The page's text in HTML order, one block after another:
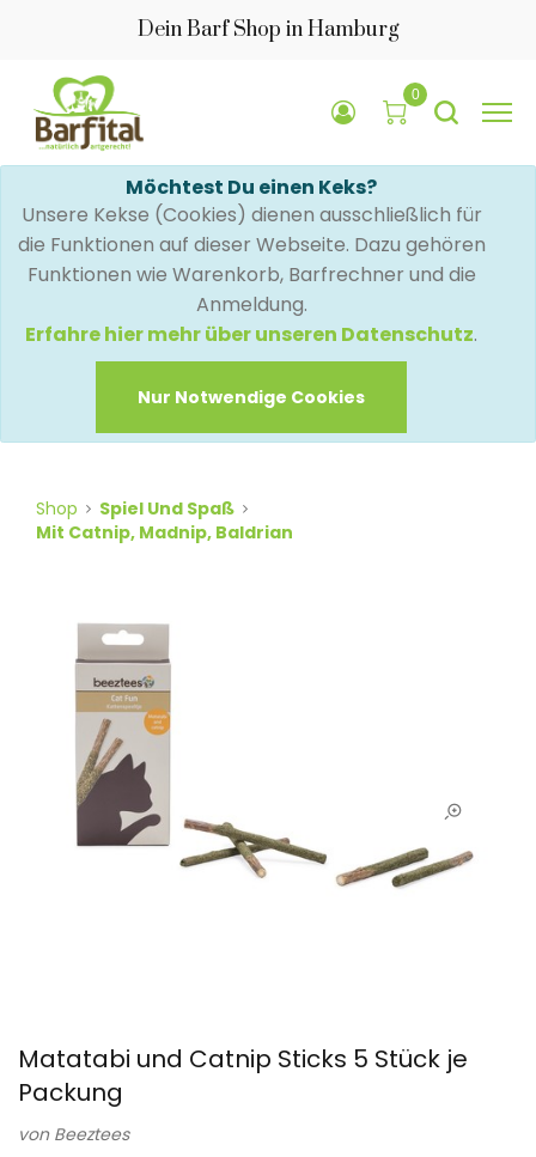
Dein Barf Shop in Hamburg
0
Möchtest Du einen Keks?
Unsere Kekse (Cookies) dienen ausschließlich für
die Funktionen auf dieser Webseite. Dazu gehören
Funktionen wie Warenkorb, Barfrechner und die
Anmeldung.
Erfahre hier mehr über unseren Datenschutz.
Nur Notwendige Cookies
Shop
Spiel Und Spaß
Mit Catnip, Madnip, Baldrian
Matatabi und Catnip Sticks 5 Stück je
Packung
von Beeztees